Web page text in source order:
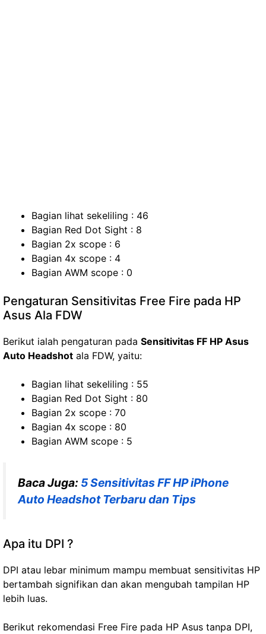
Bagian lihat sekeliling : 46
Bagian Red Dot Sight : 8
Bagian 2x scope : 6
Bagian 4x scope : 4
Bagian AWM scope : 0
Pengaturan Sensitivitas Free Fire pada HP
Asus Ala FDW
Berikut ialah pengaturan pada Sensitivitas FF HP Asus
Auto Headshot ala FDW, yaitu:
Bagian lihat sekeliling : 55
Bagian Red Dot Sight : 80
Bagian 2x scope : 70
Bagian 4x scope : 80
Bagian AWM scope : 5
Baca Juga: 5 Sensitivitas FF HP iPhone
Auto Headshot Terbaru dan Tips
Apa itu DPI ?
DPI atau lebar minimum mampu membuat sensitivitas HP
bertambah signifikan dan akan mengubah tampilan HP
lebih luas.
Berikut rekomendasi Free Fire pada HP Asus tanpa DPI,